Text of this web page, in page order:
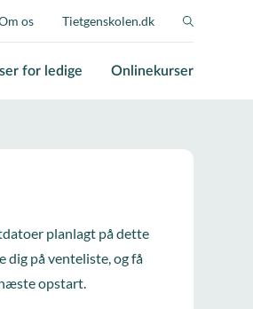
os Tietgenskolen.dk
for ledige Onlinekurser
planlagt på dette
dig på venteliste, og få
opstart.